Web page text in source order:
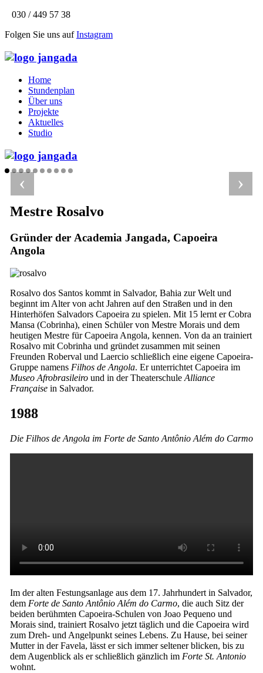
030 / 449 57 38
Folgen Sie uns aufInstagram
Home
Stundenplan
Über uns
Projekte
Aktuelles
Studio
›
‹
Mestre Rosalvo
Gründer der Academia Jangada, Capoeira
Angola
Rosalvo dos Santos kommt in Salvador, Bahia zur Welt und
beginnt im Alter von acht Jahren auf den Straßen und in den
Hinterhöfen Salvadors Capoeira zu spielen. Mit 15 lernt er Cobra
Mansa (Cobrinha), einen Schüler von Mestre Morais und dem
heutigen Mestre für Capoeira Angola, kennen. Von da an trainiert
Rosalvo mit Cobrinha und gründet zusammen mit seinen
Freunden Roberval und Laercio schließlich eine eigene Capoeira-
Gruppe namens Filhos de Angola. Er unterrichtet Capoeira im
Museo Afrobrasileiround in der Theaterschule Alliance
Française in Salvador.
1988
Die Filhos de Angola im Forte de Santo Antônio Além do Carmo
Im der alten Festungsanlage aus dem 17. Jahrhundert in Salvador,
dem Forte de Santo Antônio Além do Carmo, die auch Sitz der
beiden berühmten Capoeira-Schulen von Joao Pequeno und
Morais sind, trainiert Rosalvo jetzt täglich und die Capoeira wird
zum Dreh- und Angelpunkt seines Lebens. Zu Hause, bei seiner
Mutter in der Favela, lässt er sich immer seltener blicken, bis zu
dem Augenblick als er schließlich gänzlich im Forte St. Antonio
wohnt.